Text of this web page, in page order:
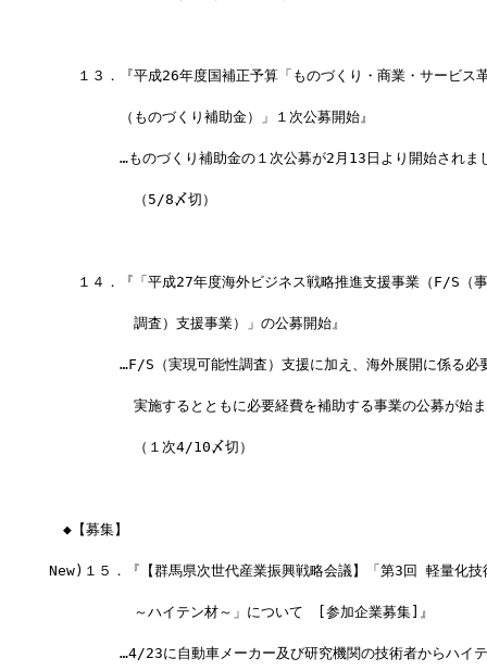
１３．『平成26年度国補正予算「ものづくり・商業・サービス
（ものづくり補助金）」１次公募開始』
…ものづくり補助金の１次公募が2月13日より開始されま
（5/8〆切）
１４．『「平成27年度海外ビジネス戦略推進支援事業（F/S（
調査）支援事業）」の公募開始』
…F/S（実現可能性調査）支援に加え、海外展開に係る必
実施するとともに必要経費を補助する事業の公募が始ま
（１次4/10〆切）
◆【募集】
New)１５．『【群馬県次世代産業振興戦略会議】「第3回 軽量化技
～ハイテン材～」について　[参加企業募集]』
…4/23に自動車メーカー及び研究機関の技術者からハイテ